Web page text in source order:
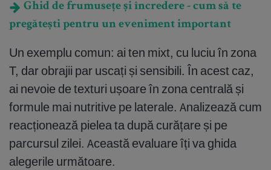
Ghid de frumusețe și încredere - cum să te
pregătești pentru un eveniment important
Un exemplu comun: ai ten mixt, cu luciu în zona
T, dar obrajii par uscați și sensibili. În acest caz,
ai nevoie de texturi ușoare în zona centrală și
formule mai nutritive pe laterale. Analizează cum
reacționează pielea ta după curățare și pe
parcursul zilei. Această evaluare îți va ghida
alegerile următoare.